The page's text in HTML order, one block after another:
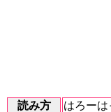
読み方
はろー